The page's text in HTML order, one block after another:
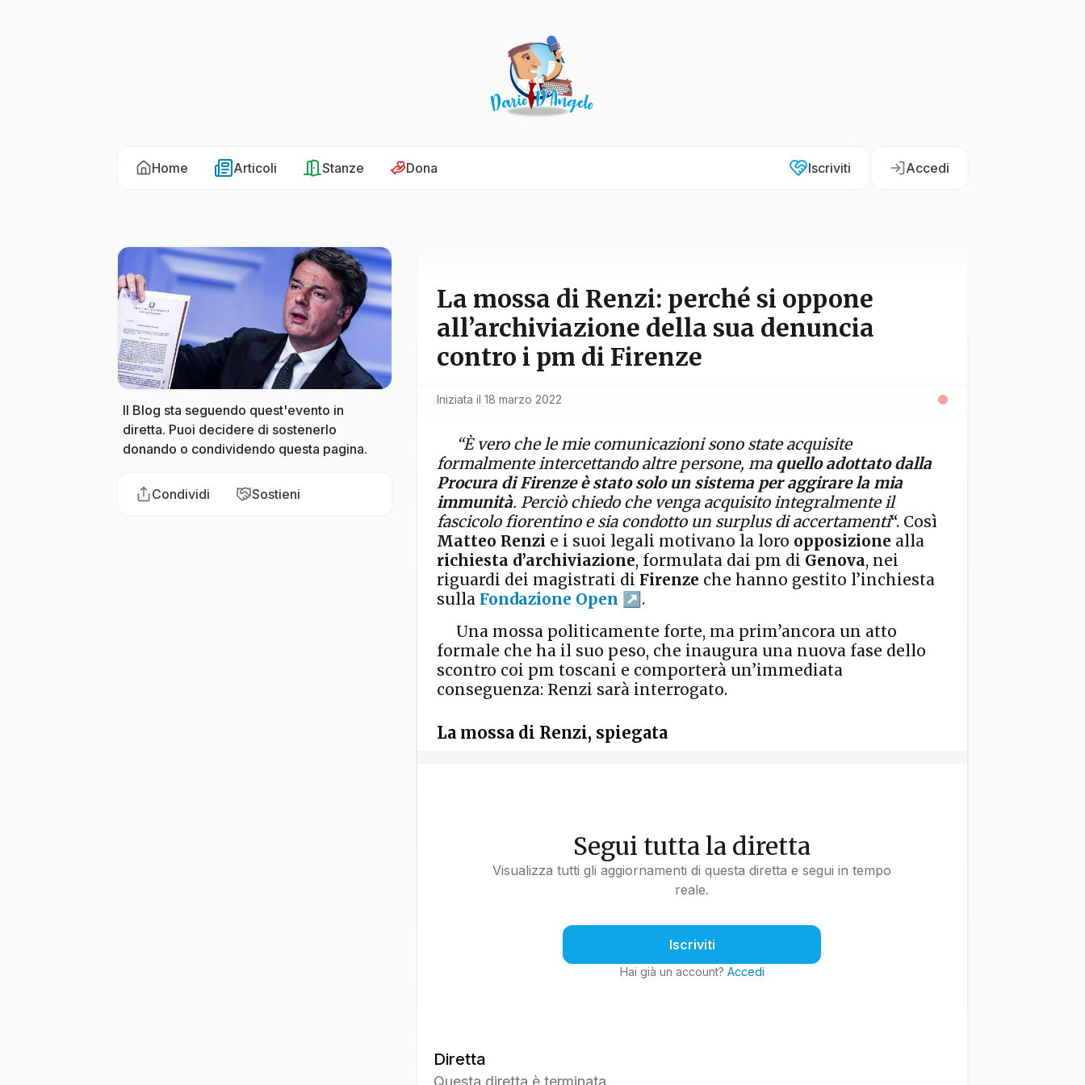
Home Articoli Stanze Dona Iscriviti Accedi
Il Blog sta seguendo quest'evento in
diretta. Puoi decidere di sostenerlo
donando o condividendo questa pagina.
Condividi Sostieni
La mossa di Renzi: perché si oppone
all’archiviazione della sua denuncia
contro i pm di Firenze
Iniziata il 18 marzo 2022
“È vero che le mie comunicazioni sono state acquisite
formalmente intercettando altre persone, maquello adottato dalla
Procura di Firenze è stato solo un sistema per aggirare la mia
immunità. Perciò chiedo che venga acquisito integralmente il
fascicolo fiorentino e sia condotto un surplus di accertamenti“. Così
Matteo Renzi e i suoi legali motivano la loro opposizione alla
richiesta d’archiviazione, formulata dai pm di Genova, nei
riguardi dei magistrati di Firenze che hanno gestito l’inchiesta
sulla Fondazione Open
.
Una mossa politicamente forte, ma prim’ancora un atto
formale che ha il suo peso, che inaugura una nuova fase dello
scontro coi pm toscani e comporterà un’immediata
conseguenza: Renzi sarà interrogato.
La mossa di Renzi, spiegata
Segui tutta la diretta
Visualizza tutti gli aggiornamenti di questa diretta e segui in tempo
reale.
Iscriviti
Hai già un account? Accedi
Diretta
Questa diretta è terminata.